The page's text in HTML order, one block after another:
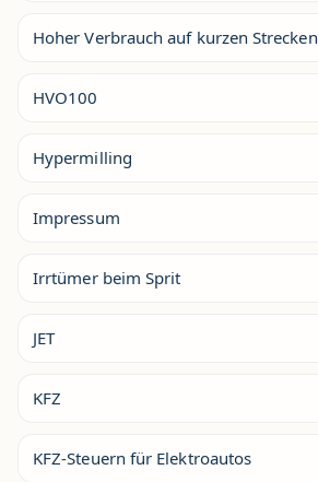
Hoher Verbrauch auf kurzen Strecken
HVO100
Hypermilling
Impressum
Irrtümer beim Sprit
JET
KFZ
KFZ-Steuern für Elektroautos